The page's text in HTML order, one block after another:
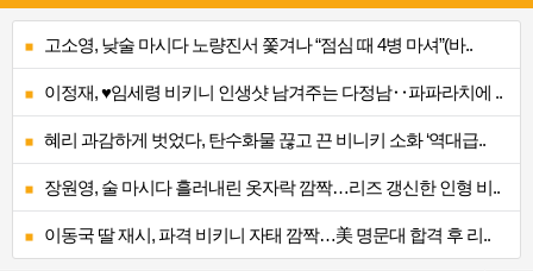
고소영, 낮술 마시다 노량진서 쫓겨나 “점심 때 4병 마셔”(바..
이정재, ♥임세령 비키니 인생샷 남겨주는 다정남‥파파라치에 ..
혜리 과감하게 벗었다, 탄수화물 끊고 끈 비니키 소화 ‘역대급..
장원영, 술 마시다 흘러내린 옷자락 깜짝…리즈 갱신한 인형 비..
이동국 딸 재시, 파격 비키니 자태 깜짝…美 명문대 합격 후 리..